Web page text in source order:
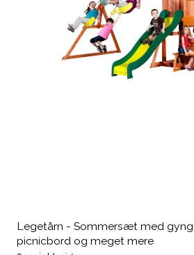
Legetårn - Sommersæt med
picnicbord og meget mere